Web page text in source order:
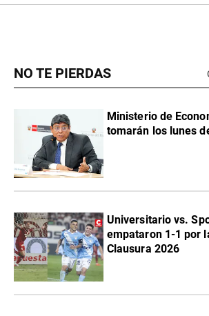
NO TE PIERDAS
Ministerio de
tomarán los lunes
Universitario vs.
empataron 1-1 por
Clausura 2026